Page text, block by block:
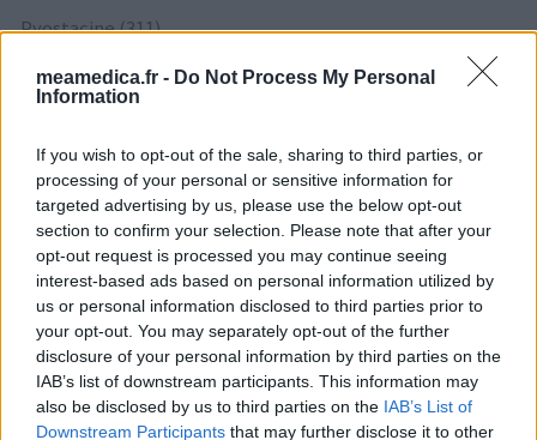
meamedica.fr - Do Not Process My Personal
Information
If you wish to opt-out of the sale, sharing to third parties, or
processing of your personal or sensitive information for
targeted advertising by us, please use the below opt-out
section to confirm your selection. Please note that after your
opt-out request is processed you may continue seeing
interest-based ads based on personal information utilized by
us or personal information disclosed to third parties prior to
your opt-out. You may separately opt-out of the further
disclosure of your personal information by third parties on the
IAB’s list of downstream participants. This information may
also be disclosed by us to third parties on the IAB’s List of
Downstream Participants that may further disclose it to other
Pyostacine (311)
Bisoprolol (299)
Tahor (299)
Cholestérol
Propranolol (292)
Tension artérielle - beta bloquant
Abilify (289)
Psychose / schizophrénie - antipsychotique
Victoza (261)
Diabètes - médicaments oraux
Cerazette (259)
Contraception - autre